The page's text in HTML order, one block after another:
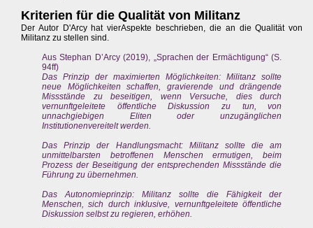
Kriterien für die Qualität von Militanz
Der Autor D'Arcy hat vierAspekte beschrieben, die an die Qualität von
Militanz zu stellen sind.
Aus Stephan D’Arcy (2019), „Sprachen der Ermächtigung“ (S.
94ff)
Das Prinzip der maximierten Möglichkeiten: Militanz sollte
neue Möglichkeiten schaffen, gravierende und drängende
Missstände zu beseitigen, wenn Versuche, dies durch
vernunftgeleitete öffentliche Diskussion zu tun, von
unnachgiebigen Eliten oder unzugänglichen
Institutionenvereitelt werden.
Das Prinzip der Handlungsmacht: Militanz sollte die am
unmittelbarsten betroffenen Menschen ermutigen, beim
Prozess der Beseitigung der entsprechenden Missstände die
Führung zu übernehmen.
Das Autonomieprinzip: Militanz sollte die Fähigkeit der
Menschen, sich durch inklusive, vernunftgeleitete öffentliche
Diskussion selbst zu regieren, erhöhen.